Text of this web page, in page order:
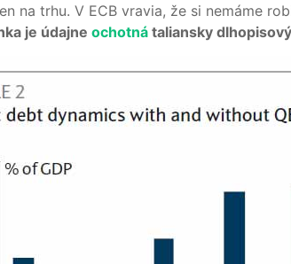
na trhu. V ECB vravia, že si nemáme
je údajne ochotná taliansky